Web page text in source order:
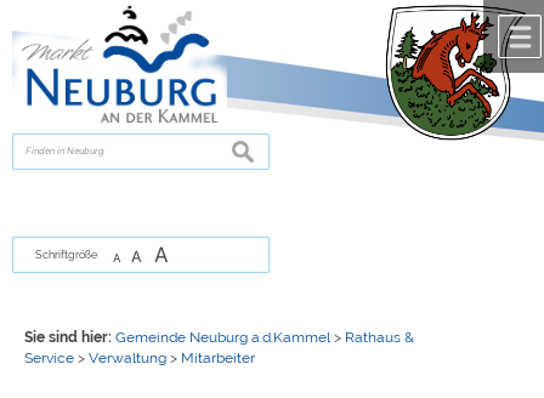
zur Navigationoder
springen.
suchen
Schriftgröße A A A
Sie sind hier: Gemeinde Neuburg a.d.Kammel > Rathaus &
Service> Verwaltung> Mitarbeiter